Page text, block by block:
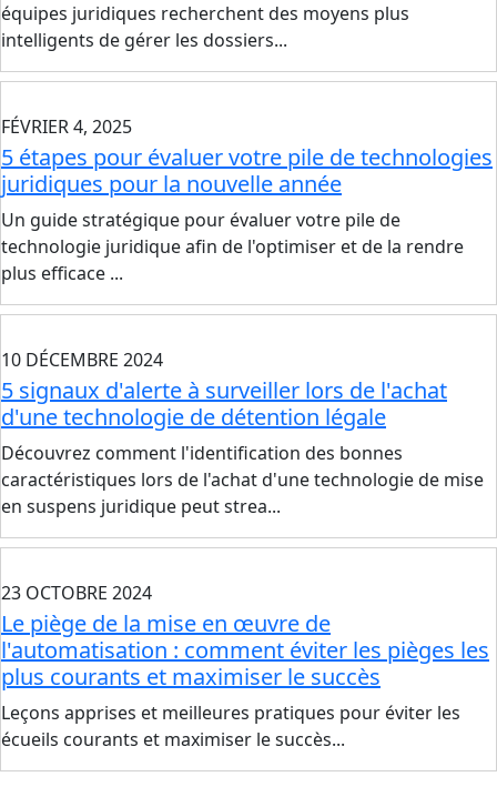
équipes juridiques recherchent des moyens plus
intelligents de gérer les dossiers...
FÉVRIER 4, 2025
5 étapes pour évaluer votre pile de technologies
juridiques pour la nouvelle année
Un guide stratégique pour évaluer votre pile de
technologie juridique afin de l'optimiser et de la rendre
plus efficace ...
10 DÉCEMBRE 2024
5 signaux d'alerte à surveiller lors de l'achat
d'une technologie de détention légale
Découvrez comment l'identification des bonnes
caractéristiques lors de l'achat d'une technologie de mise
en suspens juridique peut strea...
23 OCTOBRE 2024
Le piège de la mise en œuvre de
l'automatisation : comment éviter les pièges les
plus courants et maximiser le succès
Leçons apprises et meilleures pratiques pour éviter les
écueils courants et maximiser le succès...